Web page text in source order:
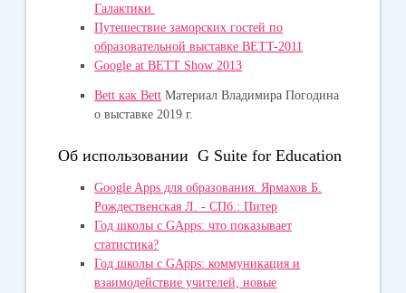
Галактики
Путешествие заморских гостей по
образовательной выставке BETT-2011
Google at BETT Show 2013
Bett как Bett Материал Владимира Погодина
о выставке 2019 г.
Об использовании G Suite for Education
Google Apps для образования. Ярмахов Б.
Рождественская Л. - СПб.: Питер
Год школы с GApps: что показывает
статистика?
Год школы с GApps: коммуникация и
взаимодействие учителей, новые